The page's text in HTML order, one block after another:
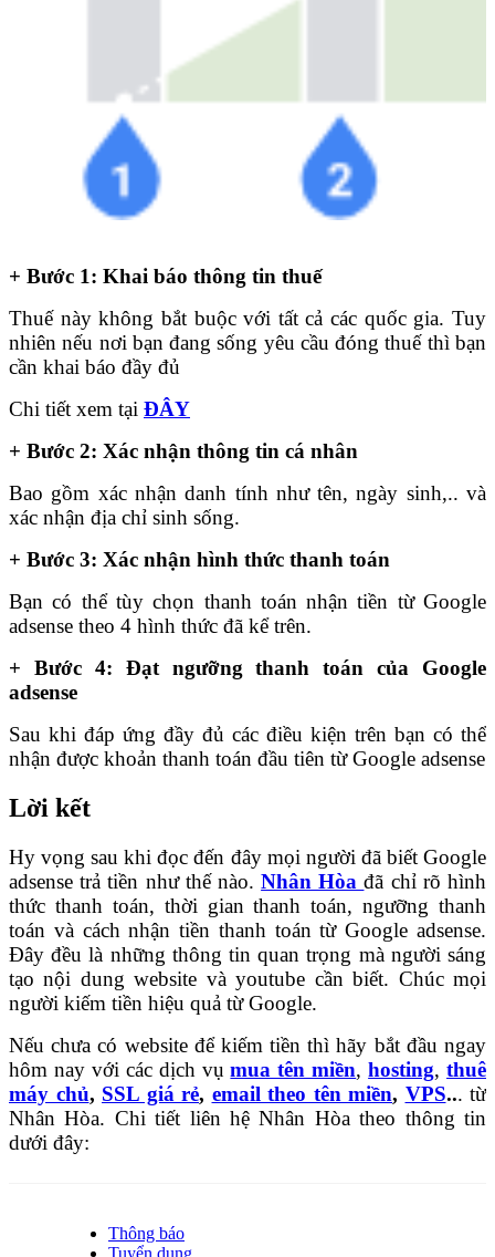
+ Bước 1: Khai báo thông tin thuế
Thuế này không bắt buộc với tất cả các quốc gia. Tuy
nhiên nếu nơi bạn đang sống yêu cầu đóng thuế thì bạn
cần khai báo đầy đủ
Chi tiết xem tại ĐÂY
+ Bước 2: Xác nhận thông tin cá nhân
Bao gồm xác nhận danh tính như tên, ngày sinh,.. và
xác nhận địa chỉ sinh sống.
+ Bước 3: Xác nhận hình thức thanh toán
Bạn có thể tùy chọn thanh toán nhận tiền từ Google
adsense theo 4 hình thức đã kể trên.
+ Bước 4: Đạt ngưỡng thanh toán của Google
adsense
Sau khi đáp ứng đầy đủ các điều kiện trên bạn có thể
nhận được khoản thanh toán đầu tiên từ Google adsense
Lời kết
Hy vọng sau khi đọc đến đây mọi người đã biết Google
adsense trả tiền như thế nào.Nhân Hòađã chỉ rõ hình
thức thanh toán, thời gian thanh toán, ngưỡng thanh
toán và cách nhận tiền thanh toán từ Google adsense.
Đây đều là những thông tin quan trọng mà người sáng
tạo nội dung website và youtube cần biết. Chúc mọi
người kiếm tiền hiệu quả từ Google.
Nếu chưa có website để kiếm tiền thì hãy bắt đầu ngay
hôm nay với các dịch vụmua tên miền,hosting,thuê
máy chủ, SSL giá rẻ, email theo tên miền, VPS... từ
Nhân Hòa. Chi tiết liên hệ Nhân Hòa theo thông tin
dưới đây:
Thông báo
Tuyển dụng